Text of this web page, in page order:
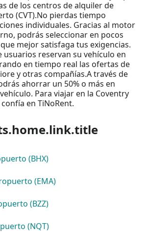
de los centros de alquiler de
(CVT).No pierdas tiempo
individuales. Gracias al motor
podrás seleccionar en pocos
mejor satisfaga tus exigencias.
usuarios reservan su vehículo en
en tiempo real las ofertas de
y otras compañías.A través de
ahorrar un 50% o más en
Para viajar en la Coventry
en TiNoRent.
(BHX)
(EMA)
(BZZ)
(NQT)